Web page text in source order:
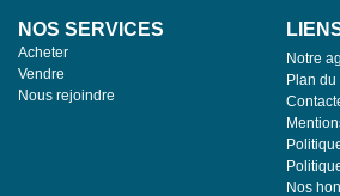
NOS SERVICES
Acheter
Vendre
Nous rejoindre
Notre
Plan du
Nos